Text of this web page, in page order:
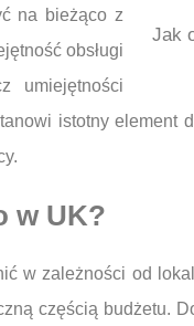
Jak
na bieżąco z
obsługi
umiejętności
istotny element
w UK?
w zależności od
częścią budżetu.